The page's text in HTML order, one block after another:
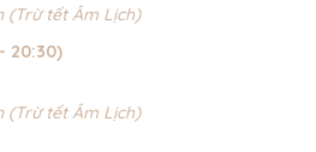
tết Âm Lịch)
20:30)
tết Âm Lịch)